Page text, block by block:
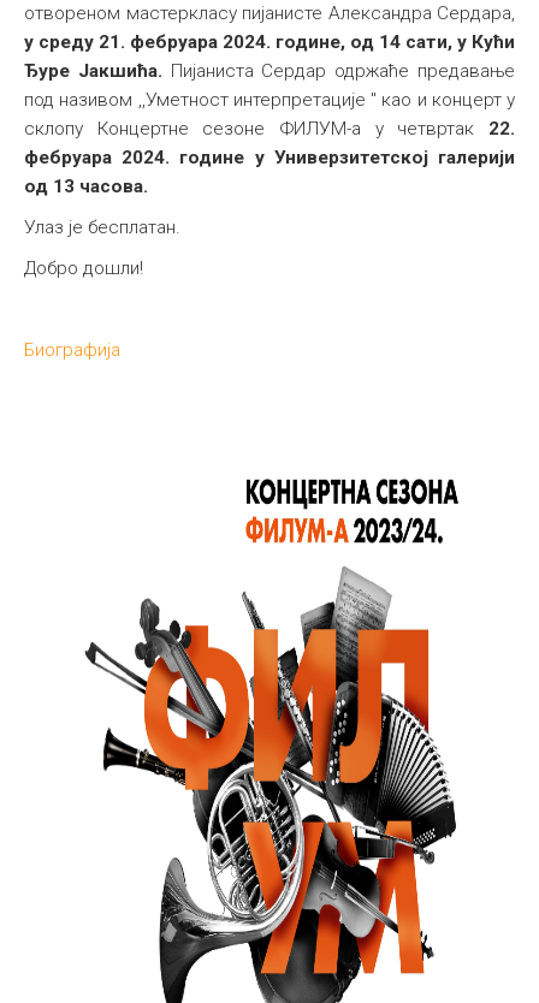
отвореном мастеркласу пијанисте Александра Сердара,
у среду 21. фебруара 2024. године, од 14 сати, у Кући
Ђуре Јакшића. Пијаниста Сердар одржаће предавање
под називом ,,Уметност интерпретације " као и концерт у
склопу Концертне сезоне ФИЛУМ-а у четвртак 22.
фебруара 2024. године у Универзитетској галерији
од 13 часова.
Улаз је бесплатан.
Добро дошли!
Биографија